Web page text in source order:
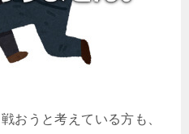
おうと考えている方も、